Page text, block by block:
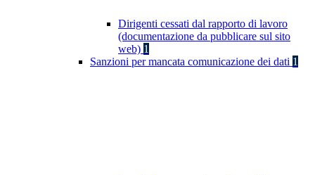
Dirigenti cessati dal rapporto di lavoro
(documentazione da pubblicare sul sito
web) 1
Sanzioni per mancata comunicazione dei dati 1